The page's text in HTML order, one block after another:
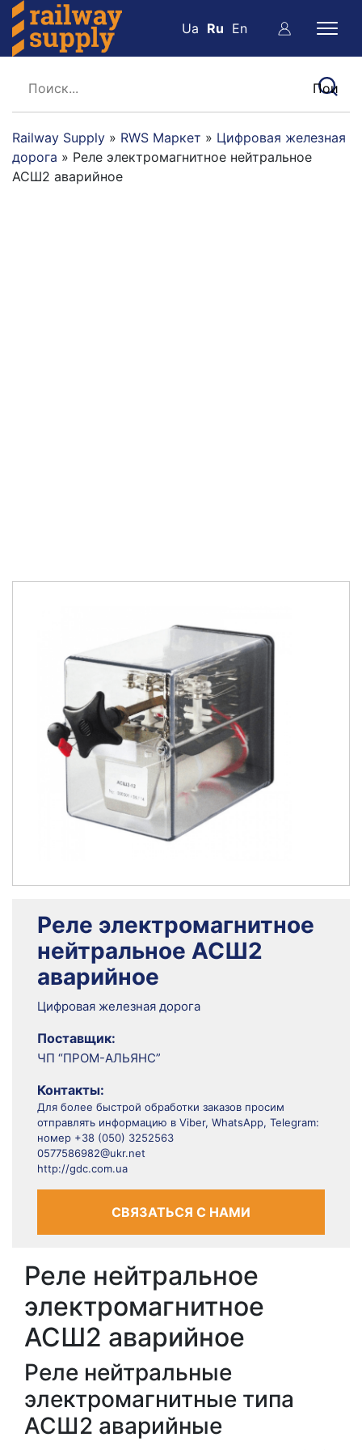
Ua Ru En
Railway Supply » RWS Маркет » Цифровая железная
дорога » Реле электромагнитное нейтральное
АСШ2 аварийное
Реле электромагнитное
нейтральное АСШ2
аварийное
Цифровая железная дорога
Поставщик:
ЧП “ПРОМ-АЛЬЯНС”
Контакты:
Для более быстрой обработки заказов просим
отправлять информацию в Viber, WhatsApp, Telegram:
номер +38 (050) 3252563
0577586982@ukr.net
http://gdc.com.ua
СВЯЗАТЬСЯ С НАМИ
Реле нейтральное
электромагнитное
АСШ2 аварийное
Реле нейтральные
электромагнитные типа
АСШ2 аварийные